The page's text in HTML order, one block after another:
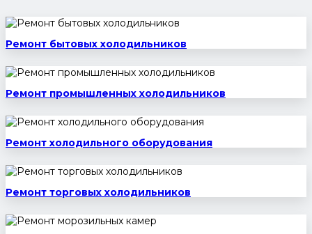
Ремонт бытовых холодильников
Ремонт промышленных холодильников
Ремонт холодильного оборудования
Ремонт торговых холодильников